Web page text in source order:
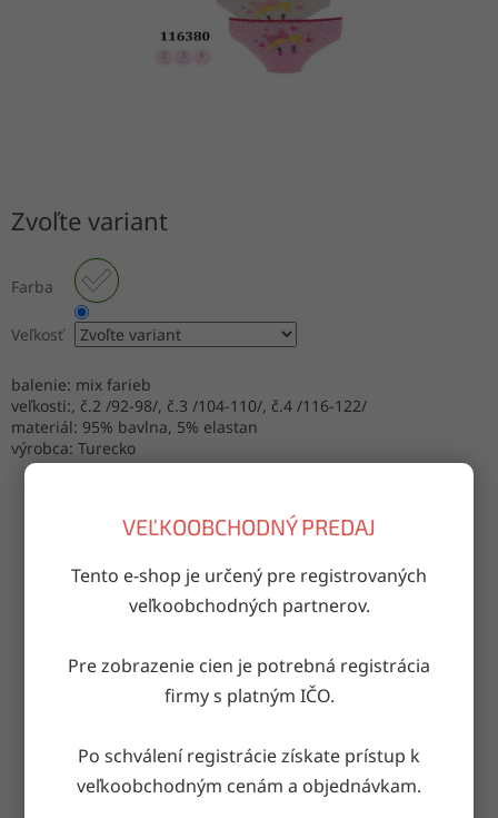
VEĽKOOBCHODNÝ PREDAJ
Tento e-shop je určený pre registrovaných
veľkoobchodných partnerov.
Pre zobrazenie cien je potrebná registrácia
firmy s platným IČO.
Po schválení registrácie získate prístup k
veľkoobchodným cenám a objednávkam.
Zvoľte variant
Farba
Veľkosť
balenie: mix farieb
veľkosti:, č.2 /92-98/, č.3 /104-110/, č.4 /116-122/
materiál: 95% bavlna, 5% elastan
výrobca: Turecko
na akúkoľvek adresu
Garancia doručenia
nepoškodeného tovaru